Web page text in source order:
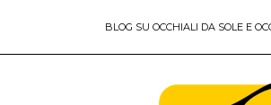
BLOG SU OCCHIALI DA SOLE E